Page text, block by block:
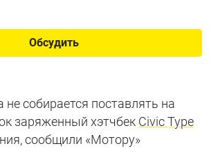
Обсудить
собирается поставлять на
заряженный хэтчбек Civic Type
сообщили «Мотору»